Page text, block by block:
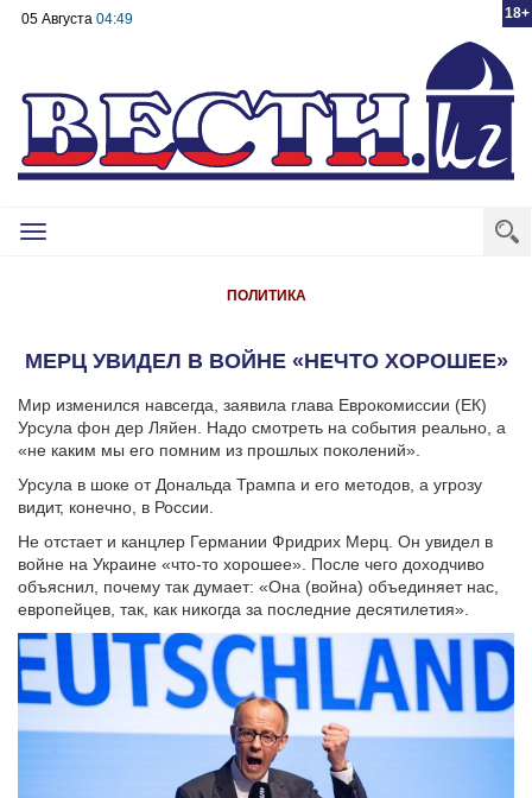
18+
05 Августа 04:49
Toggle
ПОЛИТИКА
МЕРЦ УВИДЕЛ В ВОЙНЕ «НЕЧТО ХОРОШЕЕ»
Мир изменился навсегда, заявила глава Еврокомиссии (ЕК)
Урсула фон дер Ляйен. Надо смотреть на события реально, а
«не каким мы его помним из прошлых поколений».
Урсула в шоке от Дональда Трампа и его методов, а угрозу
видит, конечно, в России.
Не отстает и канцлер Германии Фридрих Мерц. Он увидел в
войне на Украине «что-то хорошее». После чего доходчиво
объяснил, почему так думает: «Она (война) объединяет нас,
европейцев, так, как никогда за последние десятилетия».